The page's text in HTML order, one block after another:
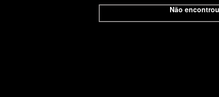
Não